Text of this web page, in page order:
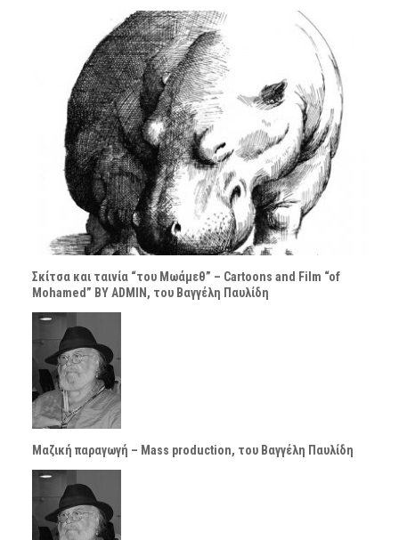
Σκίτσα και ταινία “του Μωάμεθ” – Cartoons and Film “of
Mohamed” BY ADMIN, του Βαγγέλη Παυλίδη
Μαζική παραγωγή – Mass production, του Βαγγέλη Παυλίδη